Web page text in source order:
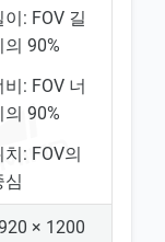
이: FOV 길
의 90%
비: FOV 너
의 90%
치: FOV의
심
× 1200